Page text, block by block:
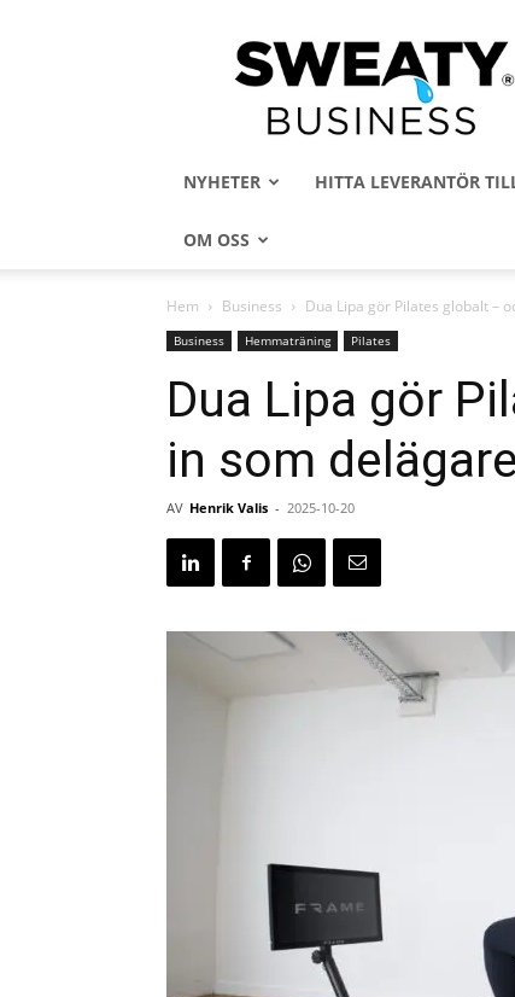
Sweaty
Business
NYHETER HITTA LEVERANTÖR
OM OSS
Hem Business Dua Lipa gör Pilates globalt –
Business Hemmaträning Pilates
Dua Lipa gör
in som
AV Henrik Valis - 2025-10-20